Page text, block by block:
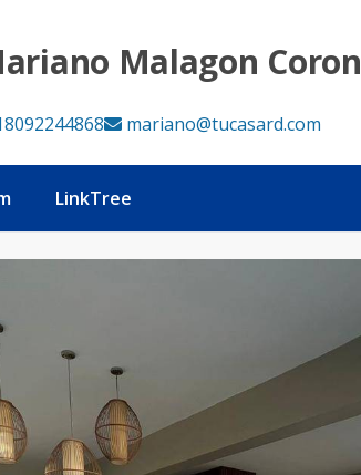
Malagon
mariano@tucasard.com
LinkTree
MORALES - Tu Casa RD